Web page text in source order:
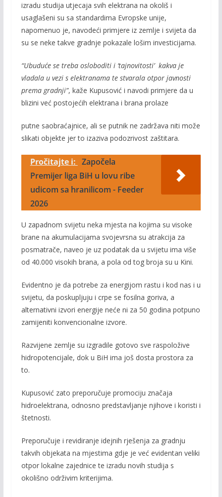
izradu studija utjecaja svih elektrana na okoliš i
usaglašeni su sa standardima Evropske unije,
napomenuo je, navodeći primjere iz zemlje i svijeta da
su se neke takve gradnje pokazale lošim investicijama.
“Ubuduće se treba osloboditi i ‘tajnovitosti’ kakva je
vladala u vezi s elektranama te stvarala otpor javnosti
prema gradnji”, kaže Kupusović i navodi primjere da u
blizini već postojećih elektrana i brana prolaze
putne saobraćajnice, ali se putnik ne zadržava niti može
slikati objekte jer to izaziva podozrivost zaštitara.
Pročitajte i: Započela
Premijer liga BiH u lovu ribe
udicom sa hranilicom - Feeder
2026
U zapadnom svijetu neka mjesta na kojima su visoke
brane na akumulacijama svojevrsna su atrakcija za
posmatrače, naveo je uz podatak da u svijetu ima više
od 40.000 visokih brana, a pola od tog broja su u Kini.
Evidentno je da potrebe za energijom rastu i kod nas i u
svijetu, da poskupljuju i crpe se fosilna goriva, a
alternativni izvori energije neće ni za 50 godina potpuno
zamijeniti konvencionalne izvore.
Razvijene zemlje su izgradile gotovo sve raspoložive
hidropotencijale, dok u BiH ima još dosta prostora za
to.
Kupusović zato preporučuje promociju značaja
hidroelektrana, odnosno predstavljanje njihove i koristi i
štetnosti.
Preporučuje i revidiranje idejnih rješenja za gradnju
takvih objekata na mjestima gdje je već evidentan veliki
otpor lokalne zajednice te izradu novih studija s
okolišno održivim kriterijima.